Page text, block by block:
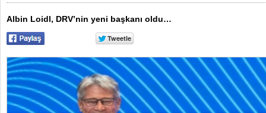
Albin Loidl, DRV’nin yeni başkanı oldu…